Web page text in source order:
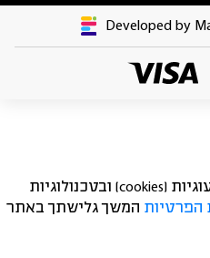
Developed by
באתר זה נעשה שימוש בקבצי עוגיות (cookies) ובטכנולוגיות
הפרטיות המשך גלישתך באתר